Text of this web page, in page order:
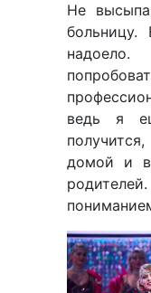
Не
ведь я
домой и